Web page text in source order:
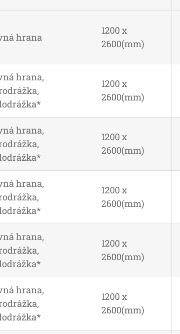
hrana
1200 x
2600(mm)
hrana,
1200 x
2600(mm)
hrana,
1200 x
2600(mm)
hrana,
1200 x
2600(mm)
hrana,
1200 x
2600(mm)
hrana,
1200 x
2600(mm)